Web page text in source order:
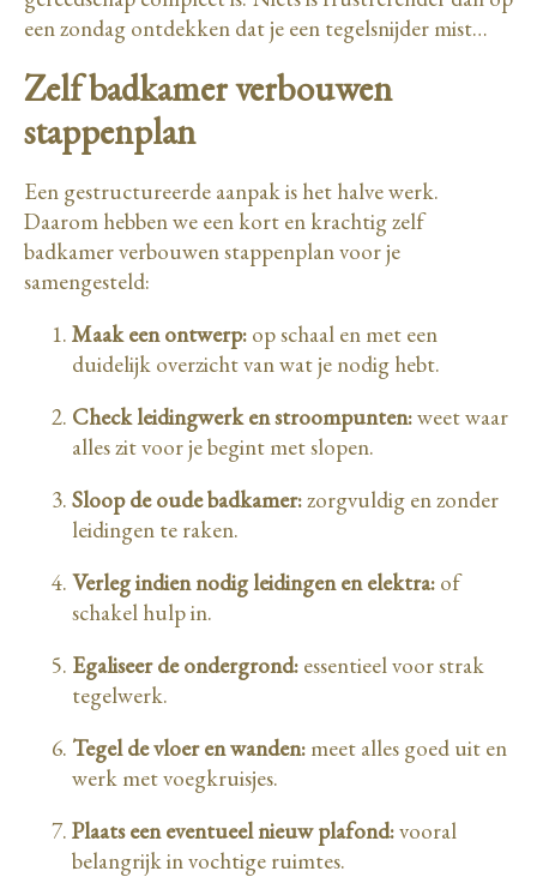
een zondag ontdekken dat je een tegelsnijder mist…
Zelf badkamer verbouwen
stappenplan
Een gestructureerde aanpak is het halve werk.
Daarom hebben we een kort en krachtig zelf
badkamer verbouwen stappenplan voor je
samengesteld:
Maak een ontwerp: op schaal en met een
duidelijk overzicht van wat je nodig hebt.
Check leidingwerk en stroompunten:weet waar
alles zit voor je begint met slopen.
Sloop de oude badkamer:zorgvuldig en zonder
leidingen te raken.
Verleg indien nodig leidingen en elektra: of
schakel hulp in.
Egaliseer de ondergrond: essentieel voor strak
tegelwerk.
Tegel de vloer en wanden: meet alles goed uit en
werk met voegkruisjes.
Plaats een eventueel nieuw plafond:vooral
belangrijk in vochtige ruimtes.